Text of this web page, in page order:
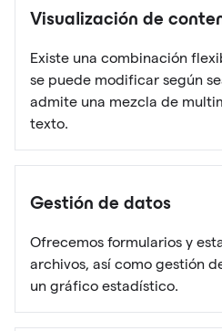
Visualización de
Existe una combinación
se puede modificar según
admite una mezcla de
texto.
Gestión de datos
Ofrecemos formularios y
archivos, así como gestión
un gráfico estadístico.